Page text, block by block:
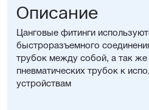
Описание
Цанговые фитинги
быстроразъемного
трубок между собой, а так же
пневматических трубок к
устройствам